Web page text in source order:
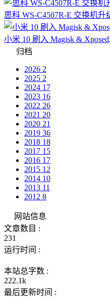
思科 WS-C4507R-E 交换机
小米 10 刷入 Magisk & Xposed
归档
2026 2
2025 2
2024 17
2023 16
2022 26
2021 20
2020 21
2019 36
2018 18
2017 15
2016 17
2015 12
2014 10
2013 11
2012 8
网站信息
文章数目 :
231
运行时间 :
本站总字数 :
222.1k
最后更新时间 :